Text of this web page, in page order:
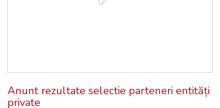
Anunt rezultate selectie parteneri entități
private